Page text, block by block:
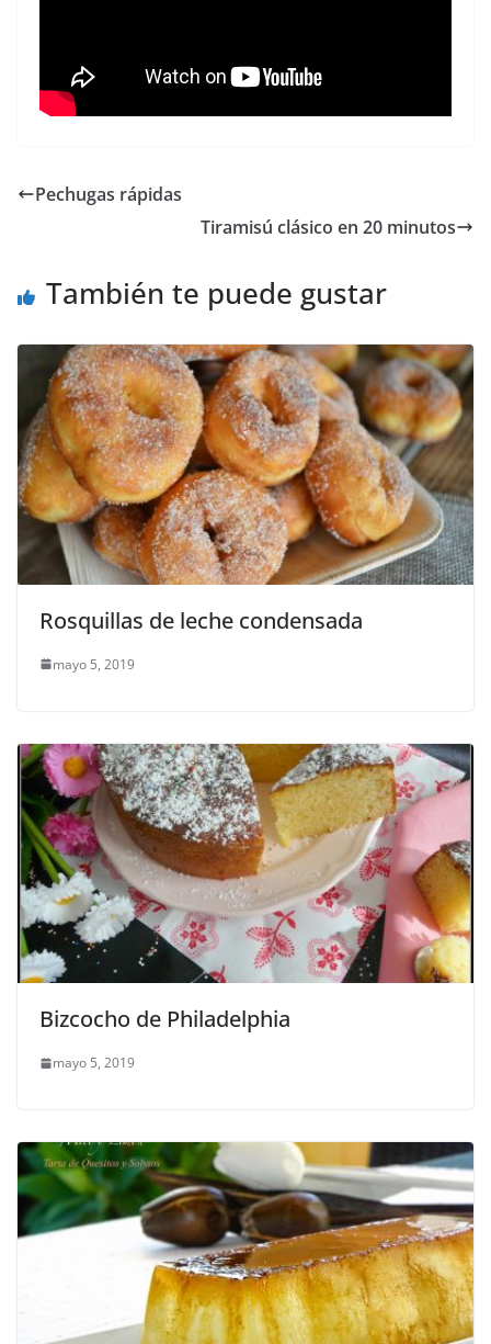
Pechugas rápidas
Tiramisú clásico en 20 minutos
También te puede gustar
Rosquillas de leche condensada
mayo 5, 2019
Bizcocho de Philadelphia
mayo 5, 2019